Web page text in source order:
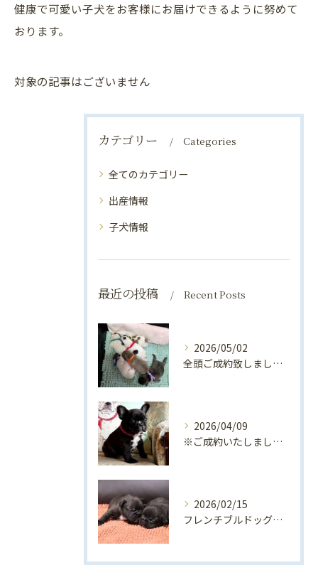
健康で可愛い子犬をお客様にお届けできるように努めて
おります。
対象の記事はございません
カテゴリー Categories
全てのカテゴリー
出産情報
子犬情報
最近の投稿 Recent Posts
2026/05/02
全頭ご成約致しました！！フレンチブルドッグ出産情報🍼（2026年4月～5月）
2026/04/09
※ご成約いたしました！！フレンチブルドッグ子犬：ローズリボン👧（ブリンドル女の子：2026/2/20生）
2026/02/15
フレンチブルドッグ出産情報🍼（2026年２月）